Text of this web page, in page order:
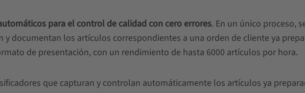
para el control de calidad con cero errores. En un único proceso,
y documentan los artículos correspondientes a una orden de cliente ya
de presentación, con un rendimiento de hasta 6000 artículos por hora.
que capturan y controlan automáticamente los artículos ya